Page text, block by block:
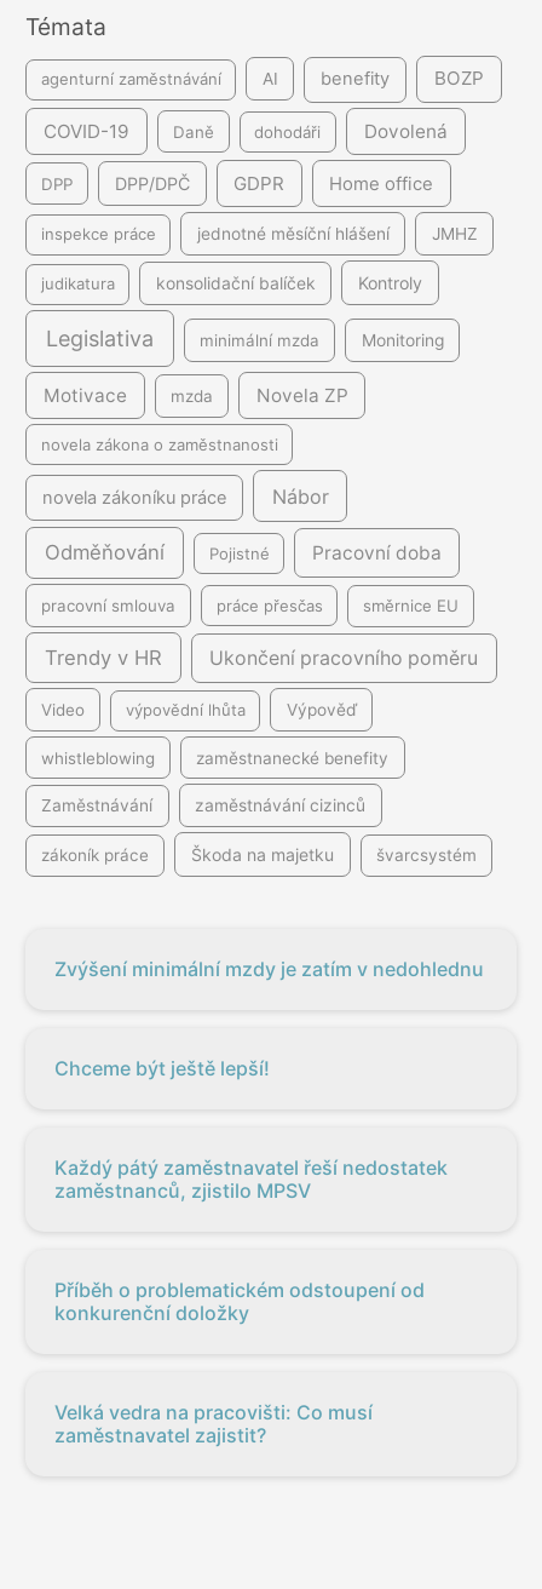
íTémata
agenturní zaměstnávání AI benefity BOZP
COVID-19 Daně dohodáři Dovolená
DPP DPP/DPČ GDPR Home office
inspekce práce jednotné měsíční hlášení JMHZ
judikatura konsolidační balíček Kontroly
Legislativa minimální mzda Monitoring
Motivace mzda Novela ZP
novela zákona o zaměstnanosti
novela zákoníku práce Nábor
Odměňování Pojistné Pracovní doba
pracovní smlouva práce přesčas směrnice EU
Trendy v HR Ukončení pracovního poměru
Video výpovědní lhůta Výpověď
whistleblowing zaměstnanecké benefity
Zaměstnávání zaměstnávání cizinců
zákoník práce Škoda na majetku švarcsystém
Zvýšení minimální mzdy je zatím v nedohlednu
Chceme být ještě lepší!
Každý pátý zaměstnavatel řeší nedostatek
zaměstnanců, zjistilo MPSV
Příběh o problematickém odstoupení od
konkurenční doložky
Velká vedra na pracovišti: Co musí
zaměstnavatel zajistit?